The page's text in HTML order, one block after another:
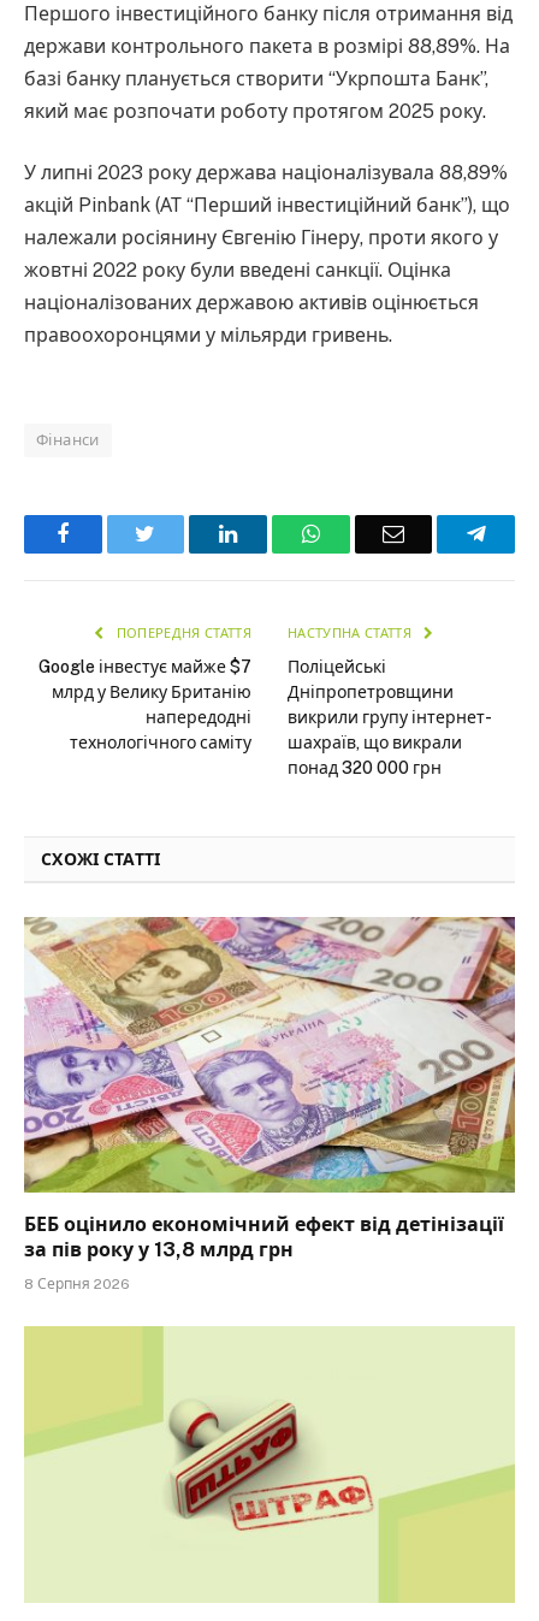
Першого інвестиційного банку після отримання від
держави контрольного пакета в розмірі 88,89%. На
базі банку планується створити “Укрпошта Банк”,
який має розпочати роботу протягом 2025 року.
У липні 2023 року держава націоналізувала 88,89%
акцій Pinbank (АТ “Перший інвестиційний банк”), що
належали росіянину Євгенію Гінеру, проти якого у
жовтні 2022 року були введені санкції. Оцінка
націоналізованих державою активів оцінюється
правоохоронцями у мільярди гривень.
Фінанси
Facebook LinkedInWhatsAppEmail
ПОПЕРЕДНЯ СТАТТЯ
Google інвестує майже $7
млрд у Велику Британію
напередодні
технологічного саміту
НАСТУПНА СТАТТЯ
Поліцейські
Дніпропетровщини
викрили групу інтернет-
шахраїв, що викрали
понад 320 000 грн
СХОЖІ СТАТТІ
БЕБ оцінило економічний ефект від детінізації
за пів року у 13,8 млрд грн
8 Серпня 2026